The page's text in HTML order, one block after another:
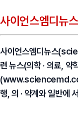
사이언스엠디뉴스
사이언스엠디뉴스
련 뉴스(의학 · 의료, 약
행, 의 · 약계와 일반에